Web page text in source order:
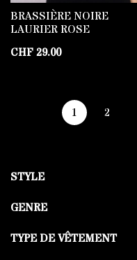
BRASSIÈRE NOIRE
LAURIER ROSE
CHF29.00
1 2
STYLE
GENRE
TYPE DE VÊTEMENT